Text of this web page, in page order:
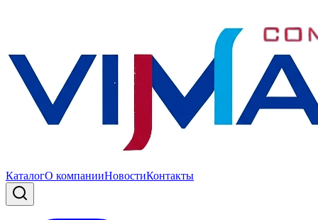
КаталогО компанииНовостиКонтакты